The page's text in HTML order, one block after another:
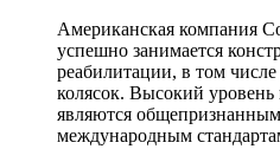
Американская компания
успешно занимается
реабилитации, в том
колясок. Высокий уровень
являются
международным